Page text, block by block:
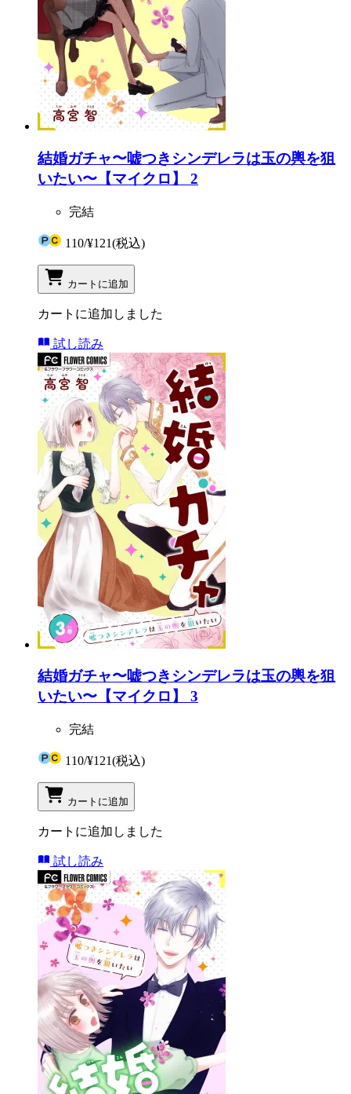
結婚ガチャ〜嘘つきシンデレラは玉の輿を狙
いたい〜【マイクロ】 2
完結
110/¥121(税込)
カートに追加
カートに追加しました
試し読み
結婚ガチャ〜嘘つきシンデレラは玉の輿を狙
いたい〜【マイクロ】 3
完結
110/¥121(税込)
カートに追加
カートに追加しました
試し読み